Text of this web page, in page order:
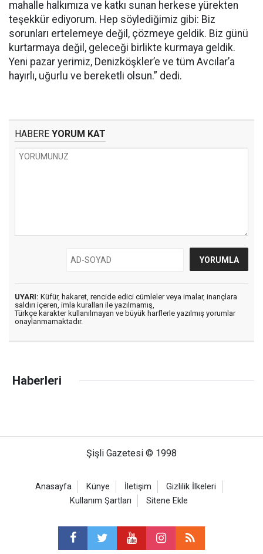
mahalle halkımıza ve katkı sunan herkese yürekten
teşekkür ediyorum. Hep söylediğimiz gibi: Biz
sorunları ertelemeye değil, çözmeye geldik. Biz günü
kurtarmaya değil, geleceği birlikte kurmaya geldik.
Yeni pazar yerimiz, Denizköşkler’e ve tüm Avcılar’a
hayırlı, uğurlu ve bereketli olsun.” dedi.
HABERE YORUM KAT
UYARI: Küfür, hakaret, rencide edici cümleler veya imalar, inançlara
saldırı içeren, imla kuralları ile yazılmamış,
Türkçe karakter kullanılmayan ve büyük harflerle yazılmış yorumlar
onaylanmamaktadır.
Haberleri
Şişli Gazetesi © 1998
Anasayfa Künye İletişim
Gizlilik İlkeleri
Kullanım Şartları
Sitene Ekle